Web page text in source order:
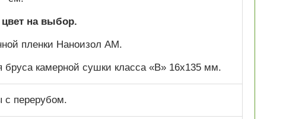
на выбор.
пленки Наноизол АМ.
камерной сушки класса «В» 16х135 мм.
с перерубом.